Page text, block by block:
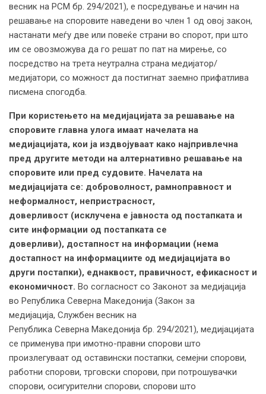
весник на РСМ бр. 294/2021), е посредување и начин на
решавање на споровите наведени во член 1 од овој закон,
настанати меѓу две или повеќе страни во спорот, при што
им се овозможува да го решат по пат на мирење, со
посредство на трета неутрална страна медијатор/
медијатори, со можност да постигнат заемно прифатлива
писмена спогодба.
При користењето на медијацијата за решавање на
споровите главна улога имаат начелата на
медијацијата, кои ја издвојуваат како најпривлечна
пред другите методи на алтернативно решавање на
споровите или пред судовите. Начелата на
медијацијата се: доброволност, рамноправност и
неформалност, непристрасност,
доверливост (исклучена е јавноста од постапката и
сите информации од постапката се
доверливи), достапност на информации (нема
достапност на информациите од медијацијата во
други постапки), еднаквост, правичност, ефикасност и
економичност. Во согласност со Законот за медијација
во Република Северна Македонија (Закон за
медијација, Службен весник на
Република Северна Мaкедонија бр. 294/2021), медијацијата
се применува при имотно-правни спорови што
произлегуваат од оставински постапки, семејни спорови,
работни спорови, трговски спорови, при потрошувачки
спорови, осигурителни спорови, спорови што